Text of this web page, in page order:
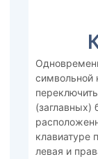
символьной
(заглавных)
клавиатуре
левая и